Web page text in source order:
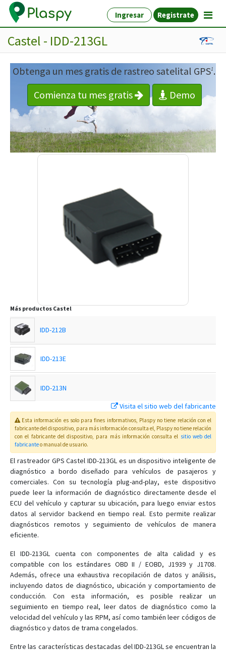
Ingresar Registrate
Castel - IDD-213GL
Obtenga un mes gratis de rastreo satelital GPS1.
Comienza tu mes gratis
Demo
Más productos Castel
IDD-212B
IDD-213E
IDD-213N
MPIP-618-WA
MPIP-618W-YB
MPIP-619
MPIP-620
PT-690
PT-720
SAT-802
Visita el sitio web del fabricante
Esta información es solo para fines informativos, Plaspy no tiene relación con el
fabricante del dispositivo, para más información consulta el, Plaspy no tiene relación
con el fabricante del dispositivo, para más información consulta el sitio web del
fabricanteo manual de usuario.
El rastreador GPS Castel IDD-213GL es un dispositivo inteligente de
diagnóstico a bordo diseñado para vehículos de pasajeros y
comerciales. Con su tecnología plug-and-play, este dispositivo
puede leer la información de diagnóstico directamente desde el
ECU del vehículo y capturar su ubicación, para luego enviar estos
datos al servidor backend en tiempo real. Esto permite realizar
diagnósticos remotos y seguimiento de vehículos de manera
eficiente.
El IDD-213GL cuenta con componentes de alta calidad y es
compatible con los estándares OBD II / EOBD, J1939 y J1708.
Además, ofrece una exhaustiva recopilación de datos y análisis,
incluyendo datos de diagnóstico, ubicación y comportamiento de
conducción. Con esta información, es posible realizar un
seguimiento en tiempo real, leer datos de diagnóstico como la
velocidad del vehículo y las RPM, así como también leer códigos de
diagnóstico y datos de trama congelados.
Entre las características destacadas del IDD-213GL se encuentran la